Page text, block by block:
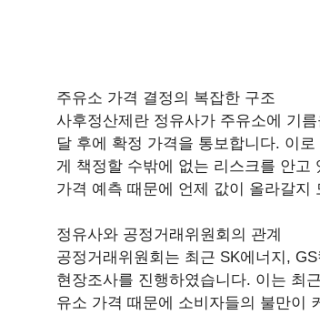
주유소 가격 결정의 복잡한 구조
사후정산제란 정유사가 주유소에 기
달 후에 확정 가격을 통보합니다. 이
게 책정할 수밖에 없는 리스크를 안
가격 예측 때문에 언제 값이 올라갈
정유사와 공정거래위원회의 관계
공정거래위원회는 최근 SK에너지,
현장조사를 진행하였습니다. 이는 최
유소 가격 때문에 소비자들의 불만이